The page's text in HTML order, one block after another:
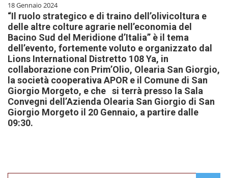
18 Gennaio 2024
“Il ruolo strategico e di traino dell’olivicoltura e
delle altre colture agrarie nell’economia del
Bacino Sud del Meridione d’Italia” è il tema
dell’evento, fortemente voluto e organizzato dal
Lions International Distretto 108 Ya, in
collaborazione con Prim’Olio, Olearia San Giorgio,
la società cooperativa APOR e il Comune di San
Giorgio Morgeto, e che si terrà presso la Sala
Convegni dell’Azienda Olearia San Giorgio di San
Giorgio Morgeto il 20 Gennaio, a partire dalle
09:30.